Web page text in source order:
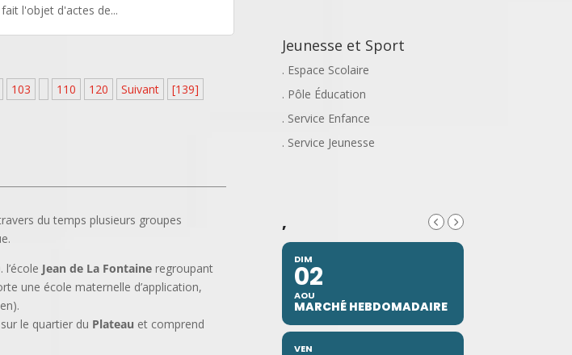
l'objet d'actes de...
103 110 120 Suivant [139]
du temps plusieurs groupes
Jean de La Fontaine regroupant
une école maternelle d’application,
le quartier du Plateau et comprend
Jeunesse et Sport
. Espace Scolaire
. Pôle Éducation
. Service Enfance
. Service Jeunesse
,
DIM
02
AOU
MARCHÉ HEBDOMADAIRE
VEN